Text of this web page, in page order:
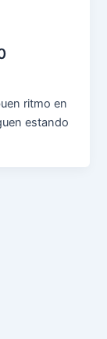
ritmo en
estando